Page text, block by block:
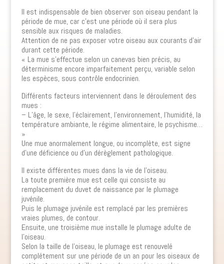
Il est indispensable de bien observer son oiseau pendant la
période de mue, car c’est une période où il sera plus
sensible aux risques de maladies.
Attention de ne pas exposer votre oiseau aux courants d’air
durant cette période.
« La mue s’effectue selon un canevas bien précis, au
déterminisme encore imparfaitement perçu, variable selon
les espèces, sous contrôle endocrinien.
Différents facteurs interviennent dans le déroulement des
mues :
– L’âge, le sexe, l’éclairement, l’environnement, l’humidité, la
température ambiante, le régime alimentaire, le psychisme…
»
Une mue anormalement longue, ou incomplète, est signe
d’une déficience ou d’un dérèglement pathologique.
Il existe différentes mues dans la vie de l’oiseau.
La toute première mue est celle qui consiste au
remplacement du duvet de naissance par le plumage
juvénile.
Puis le plumage juvénile est remplacé par les premières
vraies plumes, de contour.
Ensuite, une troisième mue installe le plumage adulte de
l’oiseau.
Selon la taille de l’oiseau, le plumage est renouvelé
complétement sur une période de un an pour les oiseaux de